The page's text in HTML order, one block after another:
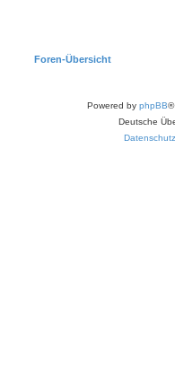
Foren-Übersicht
Powered by phpBB®
Deutsche
Datenschutz